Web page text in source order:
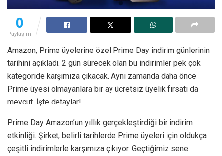
0
Paylaşım
Amazon, Prime üyelerine özel Prime Day indirim günlerinin
tarihini açıkladı. 2 gün sürecek olan bu indirimler pek çok
kategoride karşımıza çıkacak. Aynı zamanda daha önce
Prime üyesi olmayanlara bir ay ücretsiz üyelik fırsatı da
mevcut. İşte detaylar!
Prime Day Amazon’un yıllık gerçekleştirdiği bir indirim
etkinliği. Şirket, belirli tarihlerde Prime üyeleri için oldukça
çeşitli indirimlerle karşımıza çıkıyor. Geçtiğimiz sene